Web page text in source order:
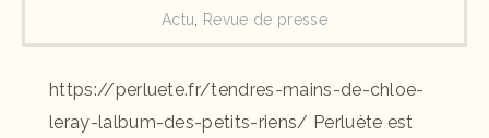
Actu Revue de presse
https://perluete.fr/tendres-mains-de-chloe-
leray-lalbum-des-petits-riens/ Perluète est